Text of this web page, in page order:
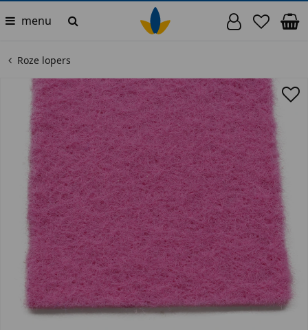
menu
Roze lopers